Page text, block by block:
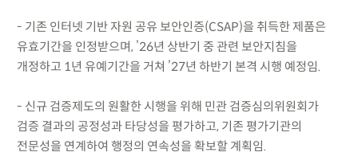
- 기존 인터넷 기반 자원 공유 보안인증(CSAP)을 취득한 제품은
유효기간을 인정받으며, ’26년 상반기 중 관련 보안지침을
개정하고 1년 유예기간을 거쳐 ’27년 하반기 본격 시행 예정임.
- 신규 검증제도의 원활한 시행을 위해 민관 검증심의위원회가
검증 결과의 공정성과 타당성을 평가하고, 기존 평가기관의
전문성을 연계하여 행정의 연속성을 확보할 계획임.